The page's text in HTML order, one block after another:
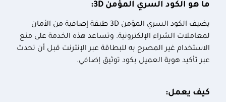
ما هو الكود السري المؤمن 3D
:
يضيف الكود السري المؤمن 3D طبقة إضافية من الأمان
لمعاملات الشراء الإلكترونية. وتساعد هذه الخدمة على منع
الاستخدام غير المصرح به للبطاقة عبر الإنترنت قبل أن تحدث
عبر تأكيد هوية العميل بكود توثيق إضافي.
كيف يعمل: